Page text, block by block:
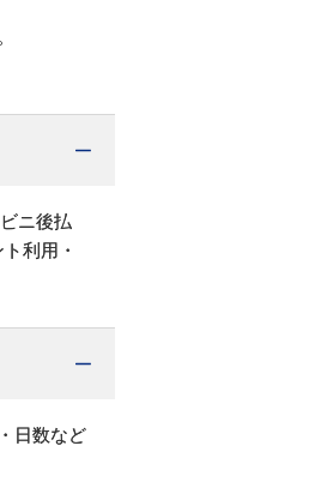
ニ後払
利用・
日数など